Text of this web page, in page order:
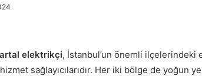
elektrikçi, İstanbul’un önemli
sağlayıcılarıdır. Her iki bölge de yoğun